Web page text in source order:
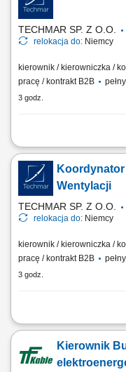
magazynowych i
terminową realizację zadań,...
TECHMAR SP. Z O.O.
relokacja do: Niemcy
kierownik / kierowniczka /
pracę / kontrakt B2B
3 godz.
Miejsce pracy: Niemcy
ekipy monterów wentylacji.
Nadzór nad jakością i
montażu.
robót dodatkowych...
Wentylacji
TECHMAR SP. Z O.O.
relokacja do: Niemcy
kierownik / kierowniczka /
pracę / kontrakt B2B
3 godz.
Miejsce pracy: Niemcy
przedstawicielami
wykonania oraz
Kierownik